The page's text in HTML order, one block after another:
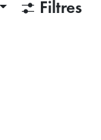
Filtres